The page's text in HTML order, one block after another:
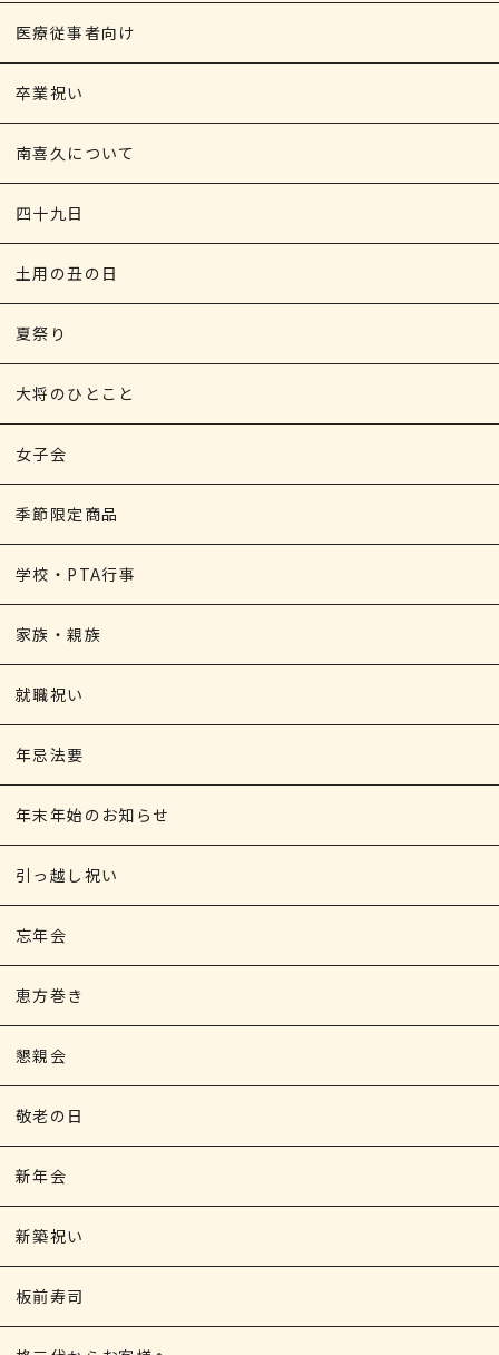
医療従事者向け
卒業祝い
南喜久について
四十九日
土用の丑の日
夏祭り
大将のひとこと
女子会
季節限定商品
学校・PTA行事
家族・親族
就職祝い
年忌法要
年末年始のお知らせ
引っ越し祝い
忘年会
恵方巻き
懇親会
敬老の日
新年会
新築祝い
板前寿司